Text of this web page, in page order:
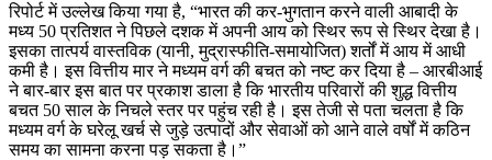
रिपोर्ट में उल्लेख किया गया है, “भारत की कर-भुगतान करने वाली आबादी के
मध्य 50 प्रतिशत ने पिछले दशक में अपनी आय को स्थिर रूप से स्थिर देखा है।
इसका तात्पर्य वास्तविक (यानी, मुद्रास्फीति-समायोजित) शर्तों में आय में आधी
कमी है। इस वित्तीय मार ने मध्यम वर्ग की बचत को नष्ट कर दिया है – आरबीआई
ने बार-बार इस बात पर प्रकाश डाला है कि भारतीय परिवारों की शुद्ध वित्तीय
बचत 50 साल के निचले स्तर पर पहुंच रही है। इस तेजी से पता चलता है कि
मध्यम वर्ग के घरेलू खर्च से जुड़े उत्पादों और सेवाओं को आने वाले वर्षों में कठिन
समय का सामना करना पड़ सकता है।”